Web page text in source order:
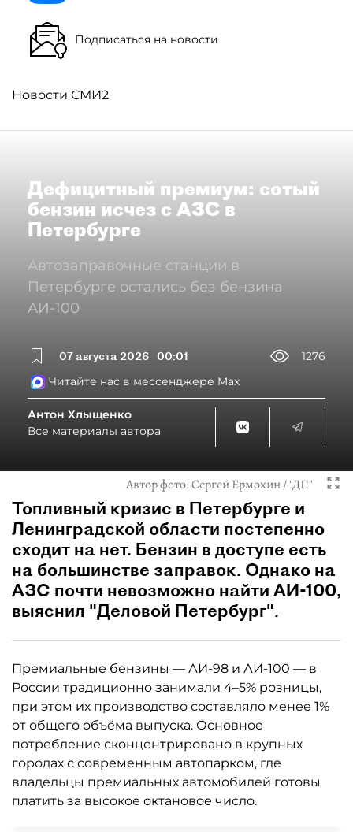
Подписаться на новости
Новости СМИ2
Дефицитный премиум: сотый
бензин исчез с АЗС в
Петербурге
Автозаправочные станции в
Петербурге остались без бензина
АИ-100
07 августа 2026 00:01
1276
Читайте нас в мессенджере Max
Антон Хлыщенко
Все материалы автора
Автор фото:Сергей Ермохин / "ДП"
Топливный кризис в Петербурге и
Ленинградской области постепенно
сходит на нет. Бензин в доступе есть
на большинстве заправок. Однако на
АЗС почти невозможно найти АИ-100,
выяснил "Деловой Петербург".
Премиальные бензины — АИ-98 и АИ-100 — в
России традиционно занимали 4–5% розницы,
при этом их производство составляло менее 1%
от общего объёма выпуска. Основное
потребление сконцентрировано в крупных
городах с современным автопарком, где
владельцы премиальных автомобилей готовы
платить за высокое октановое число.